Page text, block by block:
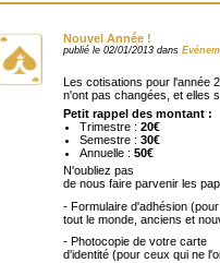
Nouvel Année !
publié le 02/01/2013 dans
Les cotisations pour l'année
n'ont pas changées, et elles
Petit rappel des montant :
Trimestre :20€
Semestre :30€
Annuelle :50€
N'oubliez pas
de nous faire parvenir les
- Formulaire d'adhésion (pour
tout le monde, anciens et
- Photocopie de votre carte
d'identité (pour ceux qui ne